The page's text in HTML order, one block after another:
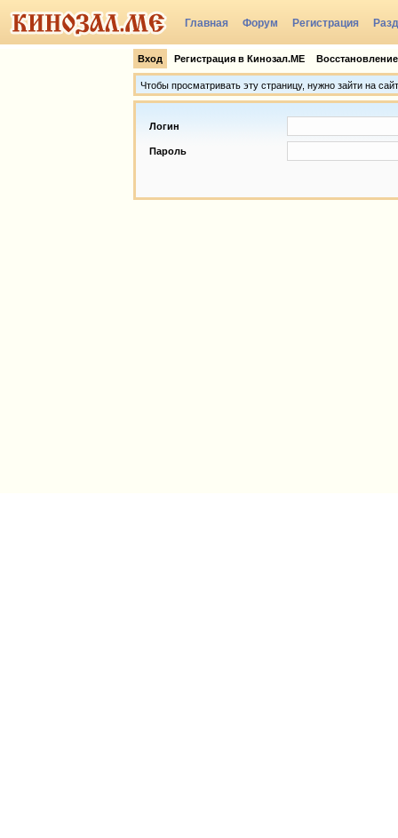
Главная Форум Регистрация
Вход Регистрация в Кинозал.МЕ
Чтобы просматривать эту страницу, нужно зайти на сайт
Логин
Пароль